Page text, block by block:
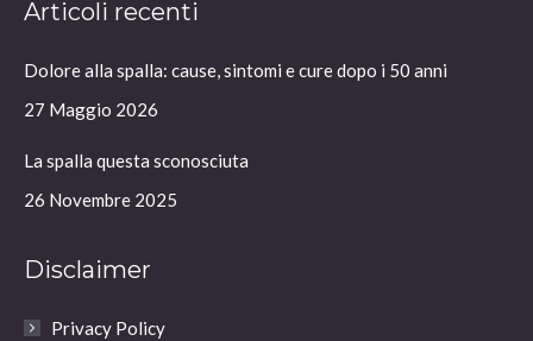
opens
new
window
opens
new
window
opens
new
window
opens
new
window
Articoli recenti
Dolore alla spalla: cause, sintomi e cure dopo i 50 anni
27 Maggio 2026
La spalla questa sconosciuta
26 Novembre 2025
Disclaimer
Privacy Policy